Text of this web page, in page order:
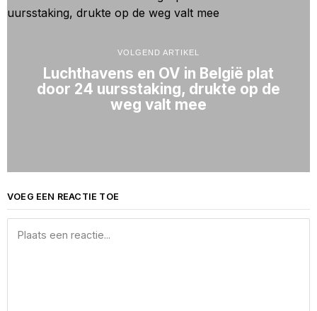
VOLGEND ARTIKEL
Luchthavens en OV in België plat
door 24 uursstaking, drukte op de
weg valt mee
VOEG EEN REACTIE TOE